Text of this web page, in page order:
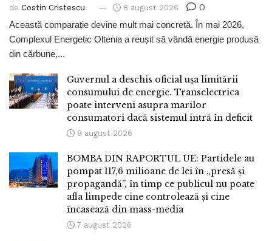
de Costin Cristescu 8 august 2026 0
Această comparație devine mult mai concretă. În mai 2026,
Complexul Energetic Oltenia a reușit să vândă energie produsă
din cărbune,...
Guvernul a deschis oficial ușa limitării
consumului de energie. Transelectrica
poate interveni asupra marilor
consumatori dacă sistemul intră în deficit
8 august 2026
BOMBA DIN RAPORTUL UE: Partidele au
pompat 117,6 milioane de lei în „presă și
propagandă”, în timp ce publicul nu poate
afla limpede cine controlează și cine
încasează din mass-media
7 august 2026